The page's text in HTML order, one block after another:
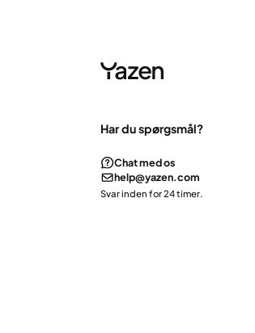
Har du spørgsmål?
Chat med os
help@yazen.com
Svar inden for 24 timer.